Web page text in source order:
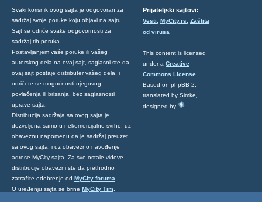
Svaki korisnik ovog sajta je odgovoran za
sadržaj svoje poruke koju objavi na sajtu.
Sajt se odriče svake odgovornosti za
sadržaj tih poruka.
Postavljanjem vaše poruke ili vašeg
autorskog dela na ovaj sajt, saglasni ste da
ovaj sajt postaje distributer vašeg dela, i
odričete se mogućnosti njegovog
povlačenja ili brisanja, bez saglasnosti
uprave sajta.
Distribucija sadržaja sa ovog sajta je
dozvoljena samo u nekomercijalne svrhe, uz
obaveznu napomenu da je sadržaj preuzet
sa ovog sajta, i uz obavezno navođenje
adrese MyCity sajta. Za sve ostale vidove
distribucije obavezni ste da prethodno
zatražite odobrenje od MyCity foruma
O uređenju sajta se brine MyCity Tim
Prijateljski sajtovi:
Vesti, MyCity.rs, Zaštita
od virusa
This content is licensed
under a Creative
Commons License
Based on phpBB 2,
translated by Simke,
designed by